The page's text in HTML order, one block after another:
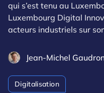
qui s’est tenu au
Luxembourg Digital
acteurs industriels sur
Jean-Michel
Digitalisation